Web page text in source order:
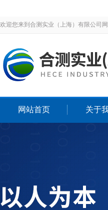
欢迎您来到合测实业（上海）有限公司网
网站首页 关于